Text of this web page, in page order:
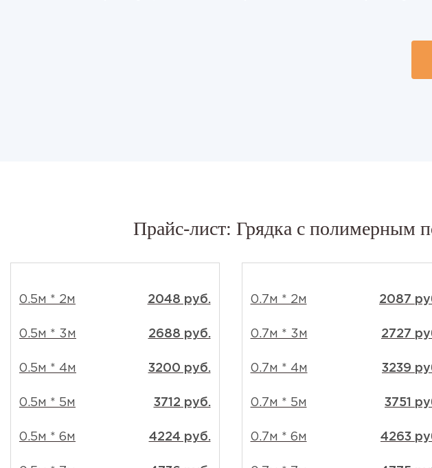
Прайс-лист: Грядка с полимерным
0.5м * 2м 2048 руб.
0.5м * 3м 2688 руб.
0.5м * 4м 3200 руб.
0.5м * 5м 3712 руб.
0.5м * 6м 4224 руб.
0.7м * 2м 2087
0.7м * 3м 2727
0.7м * 4м 3239
0.7м * 5м 3751
0.7м * 6м 4263